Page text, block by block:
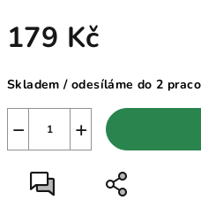
179 Kč
cena:
Skladem / odesíláme do 2
+
−